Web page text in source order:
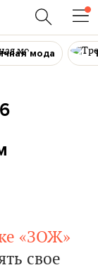
мода
«ЗОЖ»
свое